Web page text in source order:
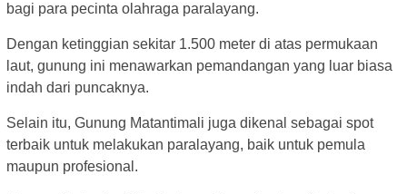
bagi para pecinta olahraga paralayang.
Dengan ketinggian sekitar 1.500 meter di atas permukaan
laut, gunung ini menawarkan pemandangan yang luar biasa
indah dari puncaknya.
Selain itu, Gunung Matantimali juga dikenal sebagai spot
terbaik untuk melakukan paralayang, baik untuk pemula
maupun profesional.